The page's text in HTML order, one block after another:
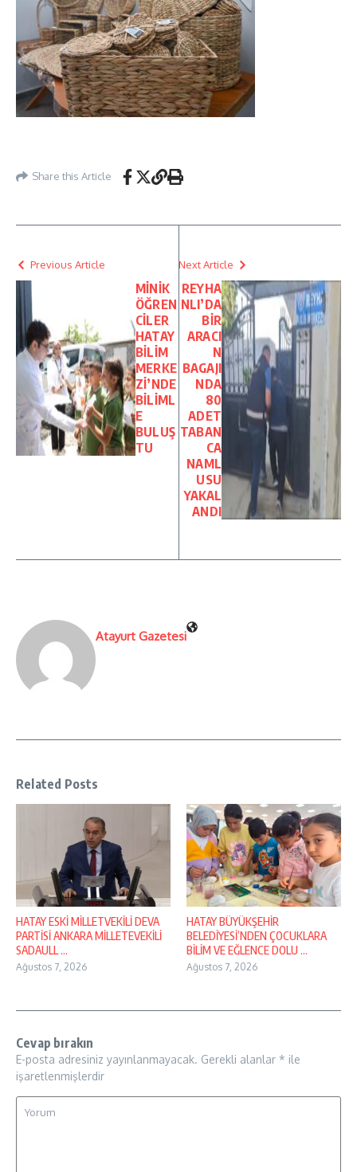
Share this Article
Previous Article
MİNİK
ÖĞREN
CİLER
HATAY
BİLİM
MERKE
Zİ’NDE
BİLİML
E
BULUŞ
TU
Next Article
REYHA
NLI’DA
BİR
ARACI
N
BAGAJI
NDA
80
ADET
TABAN
CA
NAML
USU
YAKAL
ANDI
Atayurt Gazetesi
Related Posts
HATAY ESKİ MİLLETVEKİLİ DEVA
PARTİSİ ANKARA MİLLETEVEKİLİ
SADAULL ...
Ağustos 7, 2026
HATAY BÜYÜKŞEHİR
BELEDİYESİ’NDEN ÇOCUKLARA
BİLİM VE EĞLENCE DOLU ...
Ağustos 7, 2026
Cevap bırakın
E-posta adresiniz yayınlanmayacak. Gerekli alanlar * ile
işaretlenmişlerdir